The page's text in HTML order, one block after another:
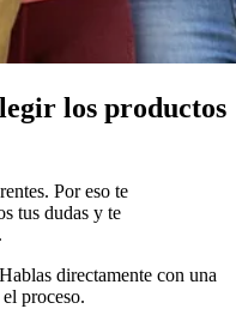
los productos
Por eso te
tus dudas y te
directamente con una
proceso.